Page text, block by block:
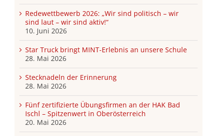
Redewettbewerb 2026: „Wir sind politisch – wir
sind laut – wir sind aktiv!“
10. Juni 2026
Star Truck bringt MINT-Erlebnis an unsere Schule
28. Mai 2026
Stecknadeln der Erinnerung
28. Mai 2026
Fünf zertifizierte Übungsfirmen an der HAK Bad
Ischl – Spitzenwert in Oberösterreich
20. Mai 2026